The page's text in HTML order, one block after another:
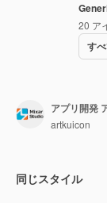
20 ア
す
アプリ開発
artkuicon
同じスタイル